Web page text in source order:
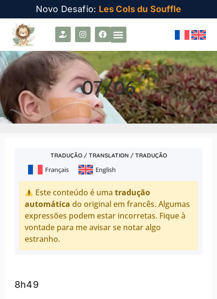
Novo Desafio: Les Cols du Souffle
07/06
TRADUÇÃO / TRANSLATION / TRADUÇÃO
Français English
Este conteúdo é umatradução
automática do original em francês. Algumas
expressões podem estar incorretas. Fique à
vontade para me avisar se notar algo
estranho.
8h49